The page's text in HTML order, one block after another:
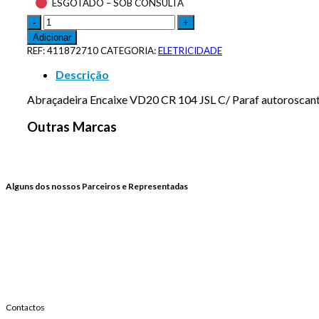
ESGOTADO – SOB CONSULTA
Adicionar
REF:411872710CATEGORIA:ELETRICIDADE
Descrição
Abraçadeira Encaixe VD20 CR 104 JSL C/ Paraf
Outras Marcas
Alguns dos nossos Parceiros e Representadas
Contactos